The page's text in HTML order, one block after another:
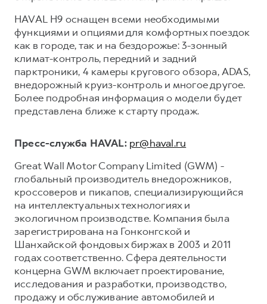
HAVAL H9 оснащен всеми необходимыми
функциями и опциями для комфортных поездок
как в городе, так и на бездорожье: 3-зонный
климат-контроль, передний и задний
парктроники, 4 камеры кругового обзора, ADAS,
внедорожный круиз-контроль и многое другое.
Более подробная информация о модели будет
представлена ближе к старту продаж.
Пресс-служба HAVAL: pr@haval.ru
Great Wall Motor Company Limited (GWM) -
глобальный производитель внедорожников,
кроссоверов и пикапов, специализирующийся
на интеллектуальных технологиях и
экологичном производстве. Компания была
зарегистрирована на Гонконгской и
Шанхайской фондовых биржах в 2003 и 2011
годах соответственно. Сфера деятельности
концерна GWM включает проектирование,
исследования и разработки, производство,
продажу и обслуживание автомобилей и